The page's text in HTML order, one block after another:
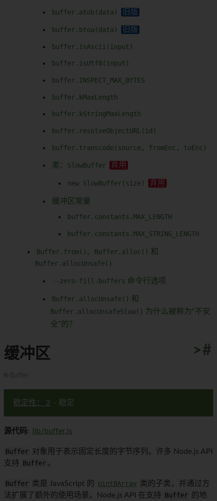
buffer.atob(data)
buffer.btoa(data)
buffer.isAscii(input)
buffer.isUtf8(input)
buffer.INSPECT_MAX_BYTES
buffer.kMaxLength
buffer.kStringMaxLength
buffer.resolveObjectURL(id)
buffer.transcode(source, fromEnc, toEnc)
类： SlowBuffer
new SlowBuffer(size)
缓冲区常量
buffer.constants.MAX_LENGTH
buffer.constants.MAX_STRING_LENGTH
Buffer.from() 、 Buffer.alloc() 和
Buffer.allocUnsafe()
--zero-fill-buffers 命令行选项
Buffer.allocUnsafe() 和
Buffer.allocUnsafeSlow() 为什么被称为“不安
全”的？
缓冲区 #
>
稳定性： 2 - 稳定
源代码: lib/buffer.js
Buffer 对象用于表示固定长度的字节序列。许多 Node.js API
支持 Buffer 。
Buffer 类是 JavaScript 的 Uint8Array 类的子类，并通过方
法扩展了额外的使用场景。Node.js API 在支持 Buffer
的地